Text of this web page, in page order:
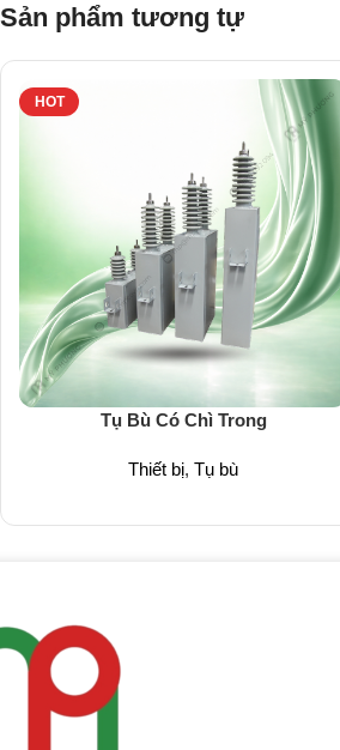
Sản phẩm tương tự
HOT
Tụ Bù Có Chì Trong
Thiết bị, Tụ bù